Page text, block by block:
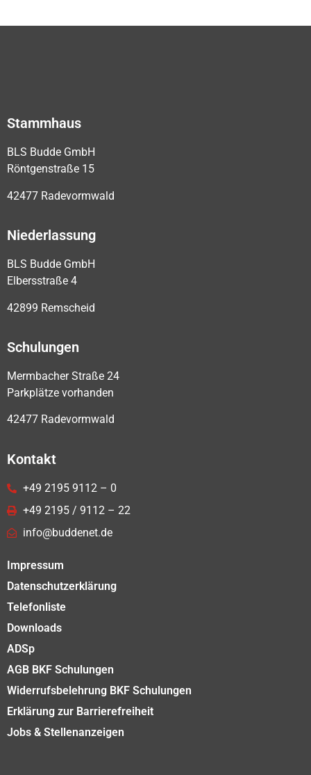
Stammhaus
BLS Budde GmbH
Röntgenstraße 15
42477 Radevormwald
Niederlassung
BLS Budde GmbH
Elbersstraße 4
42899 Remscheid
Schulungen
Mermbacher Straße 24
Parkplätze vorhanden
42477 Radevormwald
Kontakt
+49 2195 9112 – 0
+49 2195 / 9112 – 22
info@buddenet.de
Impressum
Datenschutzerklärung
Telefonliste
Downloads
ADSp
AGB BKF Schulungen
Widerrufsbelehrung BKF Schulungen
Erklärung zur Barrierefreiheit
Jobs & Stellenanzeigen